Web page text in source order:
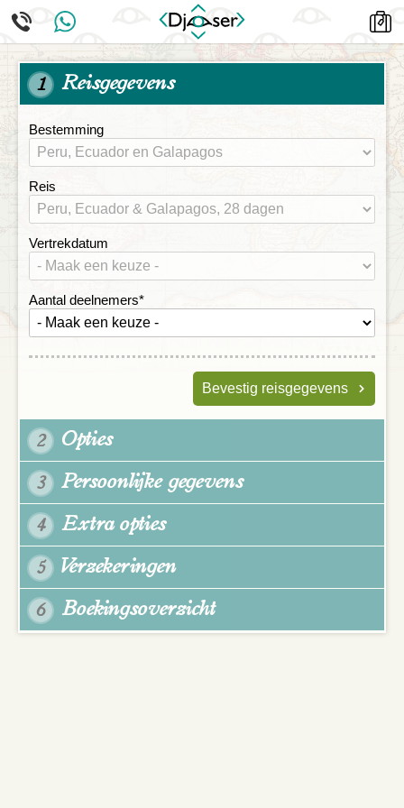
1 Reisgegevens
Bestemming
Reis
Vertrekdatum
Aantal deelnemers*
Bevestig reisgegevens
2 Opties
3 Persoonlijke gegevens
4 Extra opties
5 Verzekeringen
6 Boekingsoverzicht